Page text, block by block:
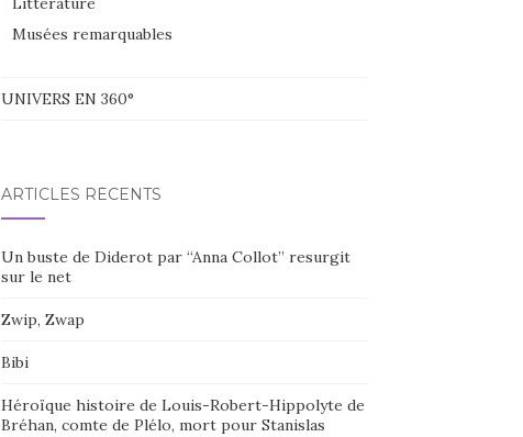
Musées remarquables
UNIVERS EN 360°
ARTICLES RÉCENTS
Un buste de Diderot par “Anna Collot” resurgit
sur le net
Zwip, Zwap
Bibi
Héroïque histoire de Louis-Robert-Hippolyte de
Bréhan, comte de Plélo, mort pour Stanislas